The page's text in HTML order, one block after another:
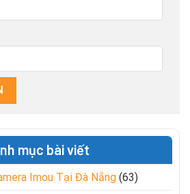
mục bài viết
Imou Tại Đà Nẵng (63)